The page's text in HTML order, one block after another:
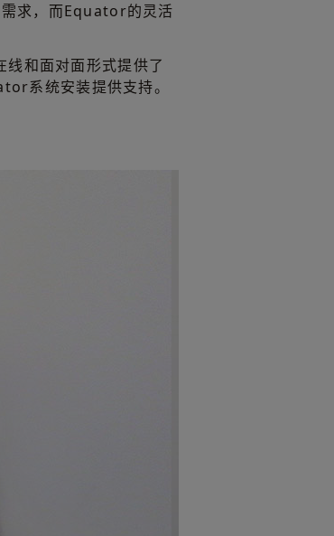
求，而Equator的灵活
和面对面形式提供了
系统安装提供支持。